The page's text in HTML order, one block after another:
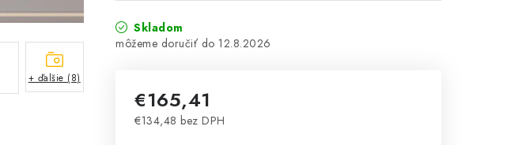
Skladom
12.8.2026
€165,41
€134,48 bez DPH
+ ďalšie (8)